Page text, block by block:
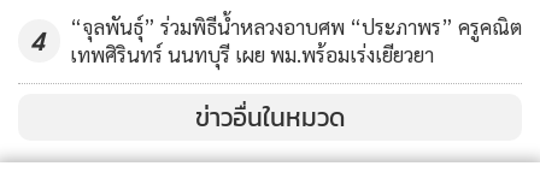
ดิจิทัล พัฒนาขีดความสามารถ และส่งเสริมทักษะทางดิจิทัล เพื่อ
สร้างความสามารถของภาคแรงงานในยุคดิจิทัล
สำหรับไทยมีการปรับตัวและปฏิรูปทางโครงสร้างที่จำเป็น ซึ่ง
นายกรัฐมนตรียินดีต้อนรับการลงทุน และแรงงานที่มีทักษะและ
4
“จุลพันธุ์” ร่วมพิธีน้ำหลวงอาบศพ “ประภาพร” ครูคณิต
เทพศิรินทร์ นนทบุรี เผย พม.พร้อมเร่งเยียวยา
ข่าวอื่นในหมวด